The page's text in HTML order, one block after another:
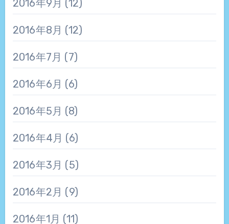
2016年9月 (12)
2016年8月 (12)
2016年7月 (7)
2016年6月 (6)
2016年5月 (8)
2016年4月 (6)
2016年3月 (5)
2016年2月 (9)
2016年1月 (11)